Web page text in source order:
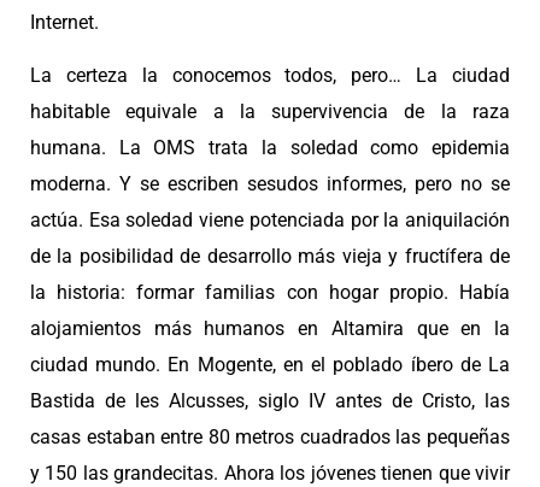
Internet.
La certeza la conocemos todos, pero… La ciudad
habitable equivale a la supervivencia de la raza
humana. La OMS trata la soledad como epidemia
moderna. Y se escriben sesudos informes, pero no se
actúa. Esa soledad viene potenciada por la aniquilación
de la posibilidad de desarrollo más vieja y fructífera de
la historia: formar familias con hogar propio. Había
alojamientos más humanos en Altamira que en la
ciudad mundo. En Mogente, en el poblado íbero de La
Bastida de les Alcusses, siglo IV antes de Cristo, las
casas estaban entre 80 metros cuadrados las pequeñas
y 150 las grandecitas. Ahora los jóvenes tienen que vivir